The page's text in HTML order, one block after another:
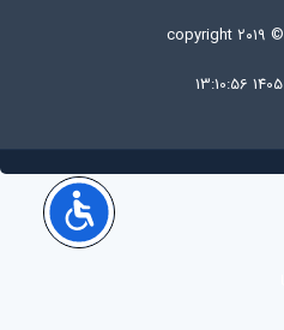
copyright ۲۰۱۹ ©